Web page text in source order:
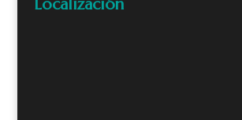
Localización